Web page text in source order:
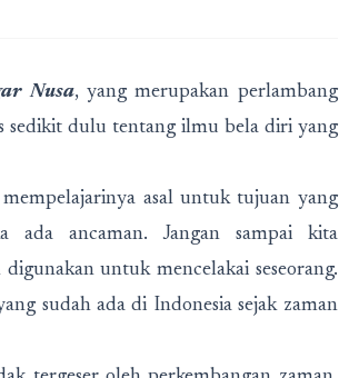
Nusa, yang merupakan perlambang
sedikit dulu tentang ilmu bela diri yang
asal untuk tujuan yang
ada ancaman. Jangan sampai kita
untuk mencelakai seseorang.
sudah ada di Indonesia sejak zaman